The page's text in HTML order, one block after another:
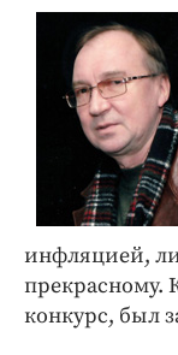
инфляцией,
прекрасному.
конкурс, был